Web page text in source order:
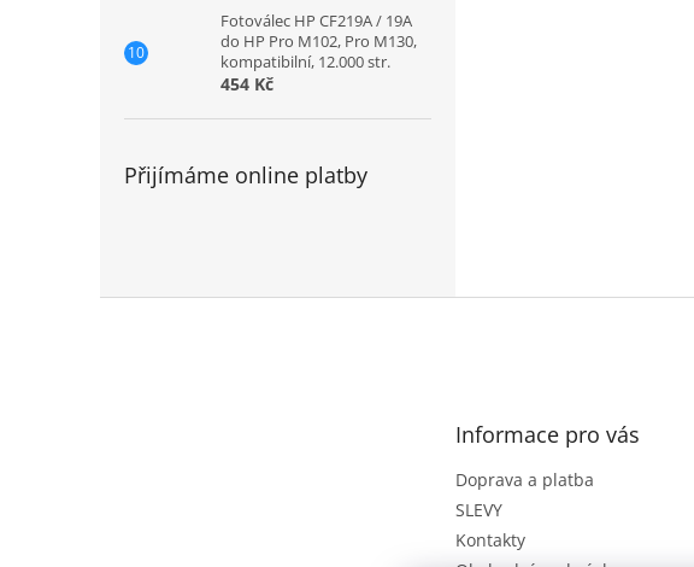
Fotoválec HP CF219A / 19A
do HP Pro M102, Pro M130,
kompatibilní, 12.000 str.
454 Kč
Přijímáme online platby
Informace pro vás
Doprava a platba
SLEVY
Kontakty